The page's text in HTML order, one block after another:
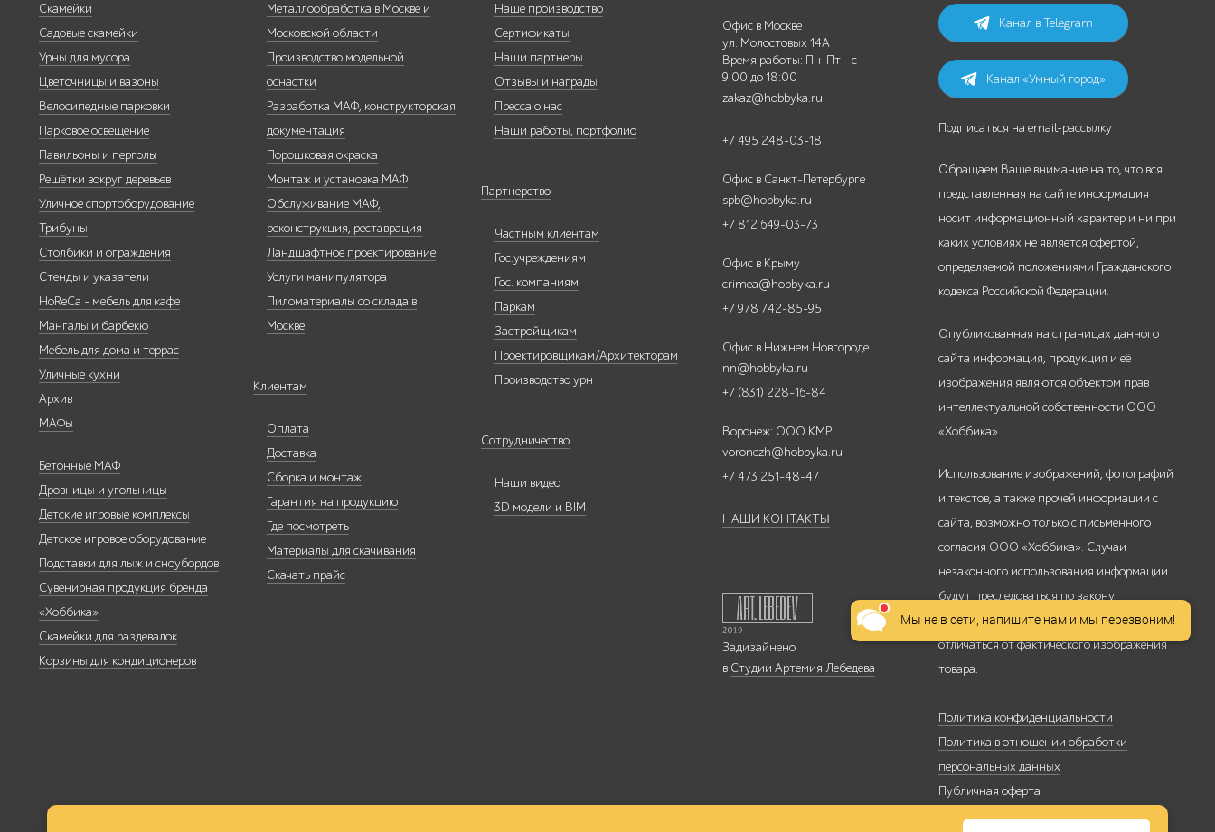
Павильоны,
навесы и
Защита
корневой
системы
Уличное
спортивное
оборудование
Трибуны
Детское игровое
оборудование
ограждения
Скамейки
Садовые скамейки
Урны для мусора
Цветочницы и вазоны
Велосипедные парковки
Парковое освещение
Павильоны и перголы
Решётки вокруг деревьев
Уличное спортоборудование
Трибуны
Столбики и ограждения
Стенды и указатели
HoReCa - мебель для кафе
Мангалы и барбекю
Мебель для дома и террас
Уличные кухни
Архив
МАФы
Бетонные МАФ
Дровницы и угольницы
Детские игровые комплексы
Детское игровое оборудование
Подставки для лыж и сноубордов
Сувенирная продукция бренда
«Хоббика»
Скамейки для раздевалок
Корзины для кондиционеров
Металлообработка в Москве и
Московской области
Производство модельной
оснастки
Разработка МАФ, конструкторская
документация
Порошковая окраска
Монтаж и установка МАФ
Обслуживание МАФ,
реконструкция, реставрация
Ландшафтное проектирование
Услуги манипулятора
Пиломатериалы со склада в
Москве
Клиентам
Оплата
Доставка
Сборка и монтаж
Гарантия на продукцию
Где посмотреть
Материалы для скачивания
Скачать прайс
Наше производство
Сертификаты
Наши партнеры
Отзывы и награды
Пресса о нас
Наши работы, портфолио
Партнерство
Частным клиентам
Гос.учреждениям
Гос. компаниям
Паркам
Застройщикам
Проектировщикам/Архитекторам
Производство урн
Сотрудничество
Наши видео
3D модели и BIM
Офис в Москве
ул. Молостовых 14А
Время работы: Пн-Пт - с
9:00 до 18:00
zakaz@hobbyka.ru
+7 495 248-03-18
Офис в Санкт-Петербурге
spb@hobbyka.ru
+7 812 649-03-73
Офис в Крыму
crimea@hobbyka.ru
+7 978 742-85-95
Офис в Нижнем Новгороде
nn@hobbyka.ru
+7 (831) 228-16-84
Воронеж: ООО КМР
voronezh@hobbyka.ru
+7 473 251-48-47
НАШИ КОНТАКТЫ
Задизайнено
в Студии Артемия Лебедева
Канал в Telegram
Канал «Умный город»
Подписаться на email-рассылку
Обращаем Ваше внимание на то, что вся
представленная на сайте информация
носит информационный характер и ни при
каких условиях не является офертой,
определяемой положениями Гражданского
кодекса Российской Федерации.
Опубликованная на страницах данного
сайта информация, продукция и её
изображения являются объектом прав
интеллектуальной собственности ООО
«Хоббика».
Использование изображений, фотографий
и текстов, а также прочей информации с
сайта, возможно только с письменного
согласия ООО «Хоббика». Случаи
незаконного использования информации
будут преследоваться по закону.
Изображение товара на сайте может
отличаться от фактического изображения
товара.
Политика конфиденциальности
Политика в отношении обработки
персональных данных
Публичная оферта
Мы не в сети, напишите нам и мы перезвоним!